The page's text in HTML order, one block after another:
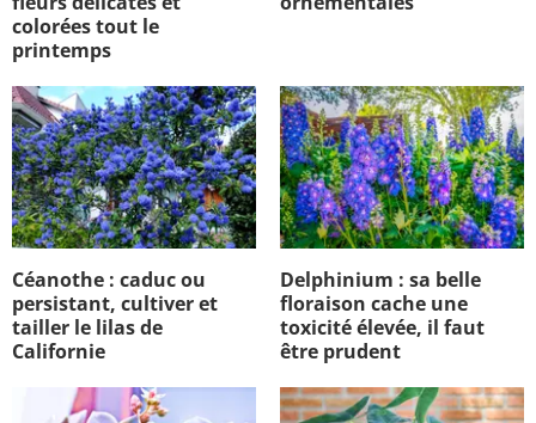
colorées tout le
printemps
Céanothe : caduc ou
persistant, cultiver et
tailler le lilas de
Californie
Delphinium : sa belle
floraison cache une
toxicité élevée, il faut
être prudent